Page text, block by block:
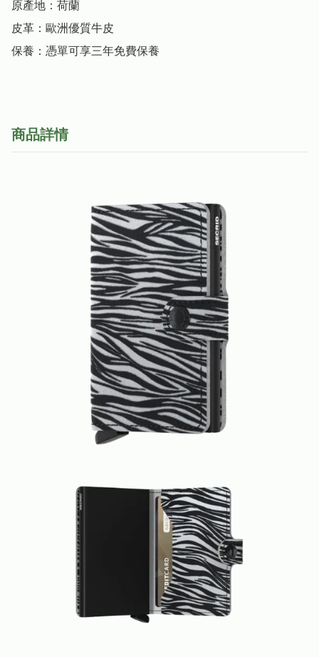
原產地：荷蘭
皮革：歐洲優質牛皮
保養：憑單可享三年免費保養
商品詳情